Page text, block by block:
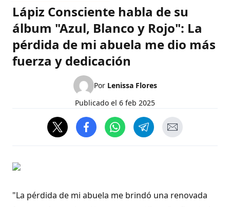
SHORTS
PODCAST
ZOL TV
Lápiz Consciente habla de su
álbum "Azul, Blanco y Rojo": La
pérdida de mi abuela me dio más
fuerza y dedicación
Por Lenissa Flores
Publicado el 6 feb 2025
"La pérdida de mi abuela me brindó una renovada